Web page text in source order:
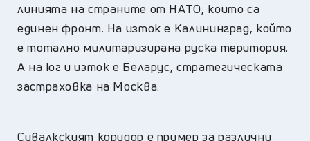
линията на страните от НАТО, които са
единен фронт. На изток е Калининград, който
е тотално милитаризирана руска територия.
А на юг и изток е Беларус, стратегическата
застраховка на Москва.
Сувалкският коридор е пример за различни